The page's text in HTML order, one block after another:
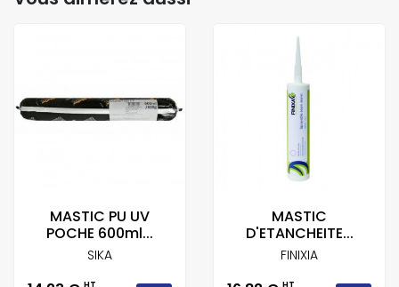
MASTIC PU UV
POCHE 600ml...
SIKA
MASTIC
D'ETANCHEITE...
FINIXIA